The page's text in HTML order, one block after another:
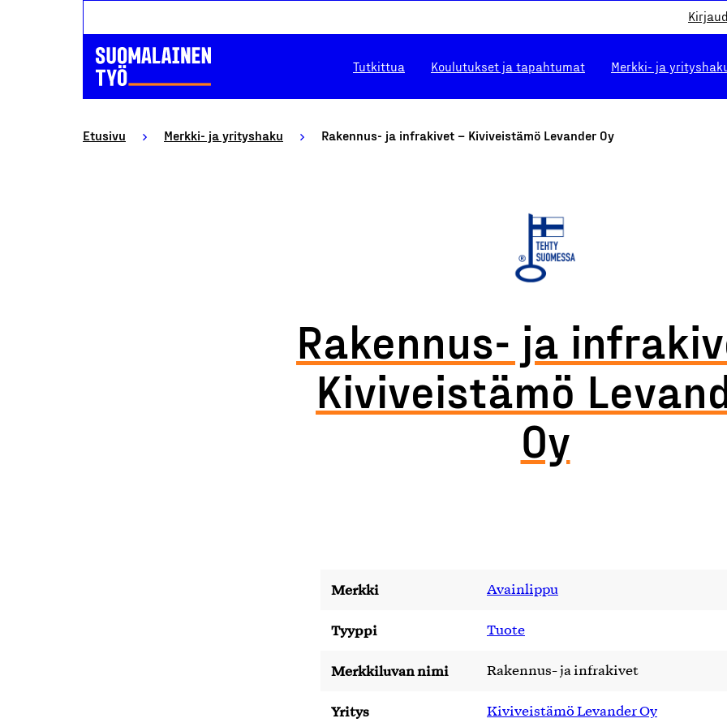
Tutkittua Koulutukset ja tapahtumat Merkki- ja
Etusivu Merkki- ja yrityshaku Rakennus- ja infrakivet – Kiviveistämö Levander Oy
Rakennus- ja
Kiviveistämö
Oy
Merkki Avainlippu
Tyyppi Tuote
Merkkiluvan nimi Rakennus- ja infrakivet
Yritys Kiviveistämö Levander Oy